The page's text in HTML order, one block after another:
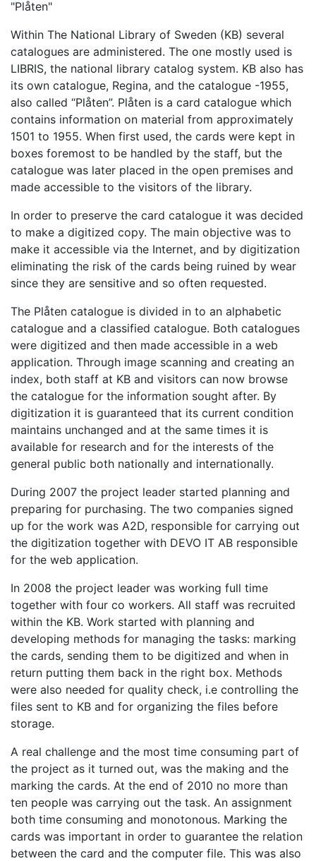
"Plåten"
Within The National Library of Sweden (KB) several
catalogues are administered. The one mostly used is
LIBRIS, the national library catalog system. KB also has
its own catalogue, Regina, and the catalogue -1955,
also called “Plåten”. Plåten is a card catalogue which
contains information on material from approximately
1501 to 1955. When first used, the cards were kept in
boxes foremost to be handled by the staff, but the
catalogue was later placed in the open premises and
made accessible to the visitors of the library.
In order to preserve the card catalogue it was decided
to make a digitized copy. The main objective was to
make it accessible via the Internet, and by digitization
eliminating the risk of the cards being ruined by wear
since they are sensitive and so often requested.
The Plåten catalogue is divided in to an alphabetic
catalogue and a classified catalogue. Both catalogues
were digitized and then made accessible in a web
application. Through image scanning and creating an
index, both staff at KB and visitors can now browse
the catalogue for the information sought after. By
digitization it is guaranteed that its current condition
maintains unchanged and at the same times it is
available for research and for the interests of the
general public both nationally and internationally.
During 2007 the project leader started planning and
preparing for purchasing. The two companies signed
up for the work was A2D, responsible for carrying out
the digitization together with DEVO IT AB responsible
for the web application.
In 2008 the project leader was working full time
together with four co workers. All staff was recruited
within the KB. Work started with planning and
developing methods for managing the tasks: marking
the cards, sending them to be digitized and when in
return putting them back in the right box. Methods
were also needed for quality check, i.e controlling the
files sent to KB and for organizing the files before
storage.
A real challenge and the most time consuming part of
the project as it turned out, was the making and the
marking the cards. At the end of 2010 no more than
ten people was carrying out the task. An assignment
both time consuming and monotonous. Marking the
cards was important in order to guarantee the relation
between the card and the computer file. This was also